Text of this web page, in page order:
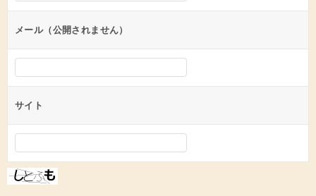
ンメール（公開されません）
サイト